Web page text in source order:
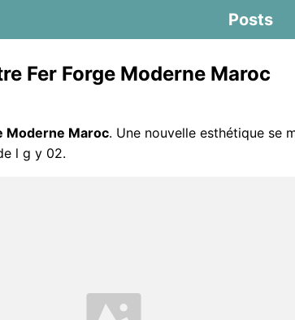
Posts
Fer Forge Moderne Maroc
Moderne Maroc. Une nouvelle esthétique se
l g y 02.